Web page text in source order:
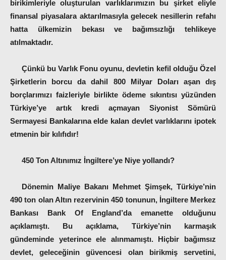
birikimleriyle oluşturulan varlıklarımızın bu şirket eliyle
finansal piyasalara aktarılmasıyla gelecek nesillerin refahı
hatta ülkemizin bekası ve bağımsızlığı tehlikeye
atılmaktadır.
Çünkü bu Varlık Fonu oyunu, devletin kefil olduğu Özel
Şirketlerin borcu da dahil 800 Milyar Doları aşan dış
borçlarımızı faizleriyle birlikte ödeme sıkıntısı yüzünden
Türkiye’ye artık kredi açmayan Siyonist Sömürü
Sermayesi Bankalarına elde kalan devlet varlıklarını ipotek
etmenin bir kılıfıdır!
450 Ton Altınımız İngiltere’ye Niye yollandı?
Dönemin Maliye Bakanı Mehmet Şimşek, Türkiye’nin
490 ton olan Altın rezervinin 450 tonunun, İngiltere Merkez
Bankası Bank Of England’da emanette olduğunu
açıklamıştı. Bu açıklama, Türkiye’nin karmaşık
gündeminde yeterince ele alınmamıştı. Hiçbir bağımsız
devlet, geleceğinin güvencesi olan birikmiş servetini,